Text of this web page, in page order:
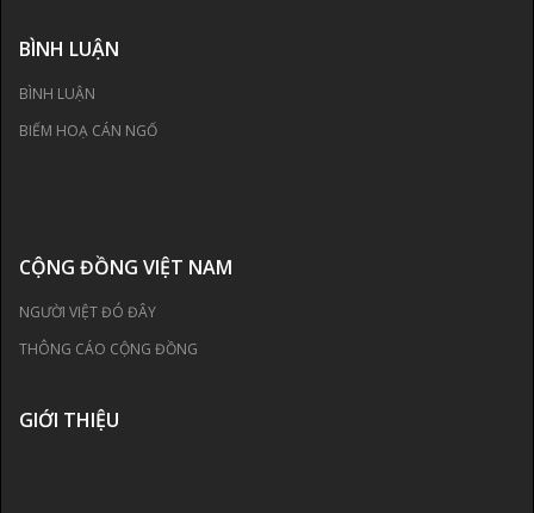
BÌNH LUẬN
BÌNH LUẬN
BIẾM HOẠ CÁN NGỐ
CỘNG ĐỒNG VIỆT NAM
NGƯỜI VIỆT ĐÓ ĐÂY
THÔNG CÁO CỘNG ĐỒNG
GIỚI THIỆU